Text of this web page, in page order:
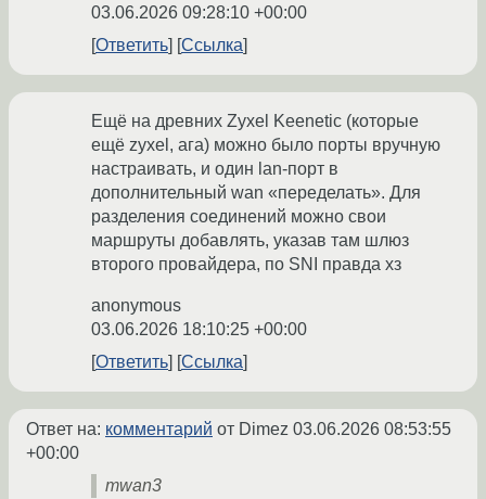
03.06.2026 09:28:10 +00:00
Ответить
Ссылка
Ещё на древних Zyxel Keenetic (которые
ещё zyxel, ага) можно было порты вручную
настраивать, и один lan-порт в
дополнительный wan «переделать». Для
разделения соединений можно свои
маршруты добавлять, указав там шлюз
второго провайдера, по SNI правда хз
anonymous
03.06.2026 18:10:25 +00:00
Ответить
Ссылка
Ответ на: комментарий от Dimez 03.06.2026 08:53:55
+00:00
mwan3